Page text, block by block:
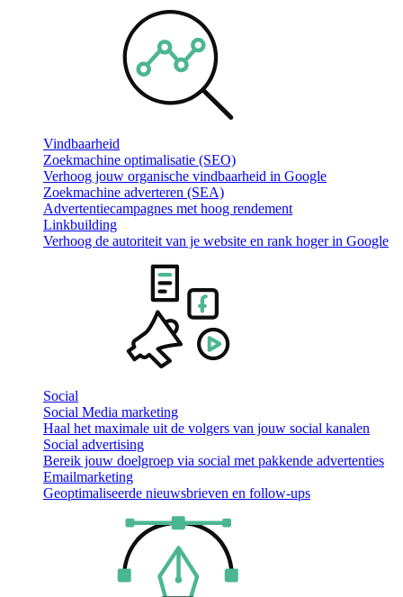
Vindbaarheid
Zoekmachine optimalisatie (SEO)
Verhoog jouw organische vindbaarheid in Google
Zoekmachine adverteren (SEA)
Advertentiecampagnes met hoog rendement
Linkbuilding
Verhoog de autoriteit van je website en rank hoger in Google
Social
Social Media marketing
Haal het maximale uit de volgers van jouw social kanalen
Social advertising
Bereik jouw doelgroep via social met pakkende advertenties
Emailmarketing
Geoptimaliseerde nieuwsbrieven en follow-ups